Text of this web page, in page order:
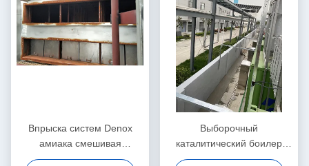
Впрыска систем Denox
амиака смешивая
газообразный отход
Выборочный
каталитический боилер
Denitration отработанного